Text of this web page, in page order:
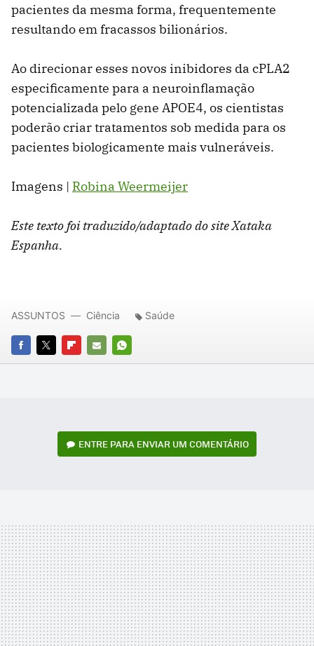
pacientes da mesma forma, frequentemente
resultando em fracassos bilionários.
Ao direcionar esses novos inibidores da cPLA2
especificamente para a neuroinflamação
potencializada pelo gene APOE4, os cientistas
poderão criar tratamentos sob medida para os
pacientes biologicamente mais vulneráveis.
Imagens | Robina Weermeijer
Este texto foi traduzido/adaptado do site Xataka
Espanha.
FACEBOOK
TWITTERFLIPBOARD
E-
WHATSAPP
ASSUNTOS Ciência Saúde
ENTRE PARA ENVIAR UM COMENTÁRIO